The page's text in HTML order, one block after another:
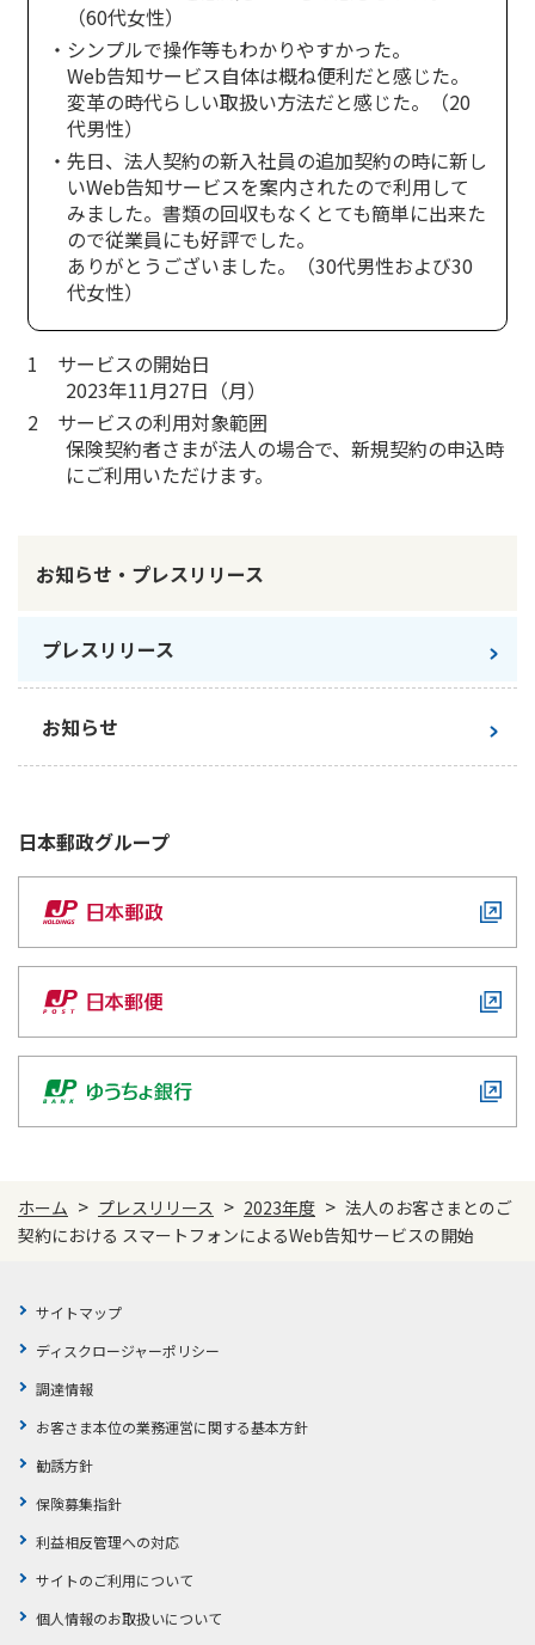
ラジオ体操ポータルサイト
かんぽジャンクション
（60代女性）
・シンプルで操作等もわかりやすかった。
Web告知サービス自体は概ね便利だと感じた。
変革の時代らしい取扱い方法だと感じた。（20
代男性）
・先日、法人契約の新入社員の追加契約の時に新し
いWeb告知サービスを案内されたので利用して
みました。書類の回収もなくとても簡単に出来た
ので従業員にも好評でした。
ありがとうございました。（30代男性および30
代女性）
1 サービスの開始日
2023年11月27日（月）
2 サービスの利用対象範囲
保険契約者さまが法人の場合で、新規契約の申込時
にご利用いただけます。
お知らせ・プレスリリース
プレスリリース
お知らせ
日本郵政グループ
ホーム > プレスリリース > 2023年度 > 法人のお客さまとのご
契約における スマートフォンによるWeb告知サービスの開始
サイトマップ
ディスクロージャーポリシー
調達情報
お客さま本位の業務運営に関する基本方針
勧誘方針
保険募集指針
利益相反管理への対応
サイトのご利用について
個人情報のお取扱いについて